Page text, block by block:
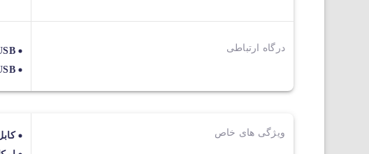
درگاه ارتباطی
Micro-USB
USB
ویژگی های خاص